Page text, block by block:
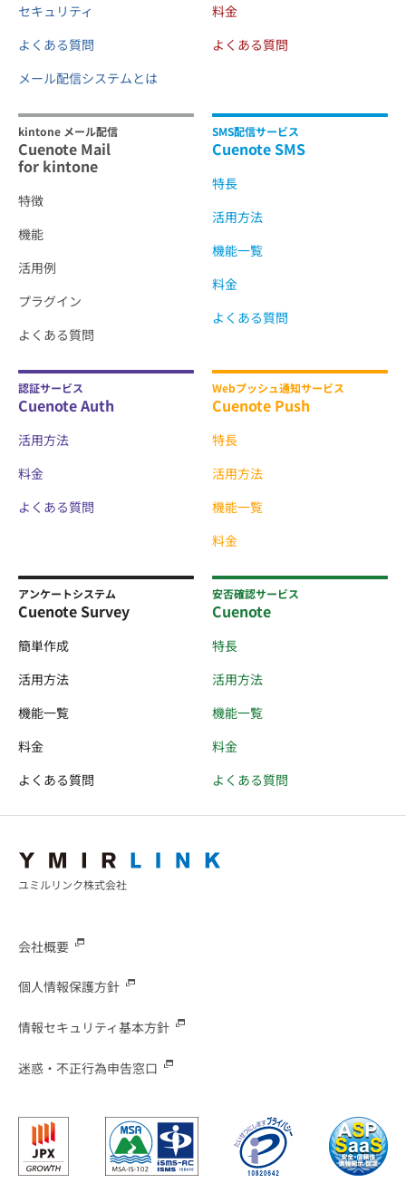
セキュリティ
よくある質問
メール配信システムとは
料金
よくある質問
kintone メール配信
Cuenote Mail
for kintone
特徴
機能
活用例
プラグイン
よくある質問
SMS配信サービス
Cuenote SMS
特長
活用方法
機能一覧
料金
よくある質問
認証サービス
Cuenote Auth
活用方法
料金
よくある質問
Webプッシュ通知サービス
Cuenote Push
特長
活用方法
機能一覧
料金
アンケートシステム
Cuenote Survey
簡単作成
活用方法
機能一覧
料金
よくある質問
安否確認サービス
Cuenote
特長
活用方法
機能一覧
料金
よくある質問
ユミルリンク株式会社
会社概要
個人情報保護方針
情報セキュリティ基本方針
迷惑・不正行為申告窓口